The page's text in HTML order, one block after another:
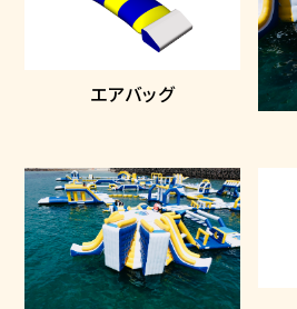
エアバッグ